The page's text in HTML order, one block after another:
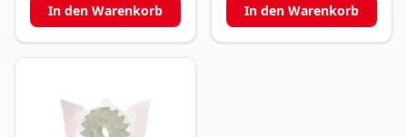
In den Warenkorb In den Warenkorb